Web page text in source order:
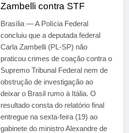
Zambelli contra STF
Brasília — A Polícia Federal
concluiu que a deputada federal
Carla Zambelli (PL-SP) não
praticou crimes de coação contra o
Supremo Tribunal Federal nem de
obstrução de investigação ao
deixar o Brasil rumo à Itália. O
resultado consta do relatório final
entregue na sexta-feira (19) ao
gabinete do ministro Alexandre de